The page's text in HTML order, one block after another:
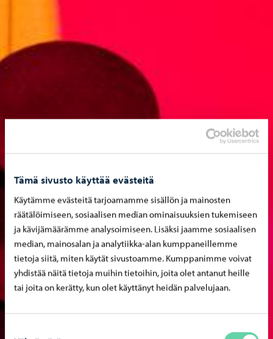
Tämä sivusto käyttää evästeitä
Käytämme evästeitä tarjoamamme sisällön ja mainosten
räätälöimiseen, sosiaalisen median ominaisuuksien tukemiseen
ja kävijämäärämme analysoimiseen. Lisäksi jaamme sosiaalisen
median, mainosalan ja analytiikka-alan kumppaneillemme
tietoja siitä, miten käytät sivustoamme. Kumppanimme voivat
yhdistää näitä tietoja muihin tietoihin, joita olet antanut heille
tai joita on kerätty, kun olet käyttänyt heidän palvelujaan.